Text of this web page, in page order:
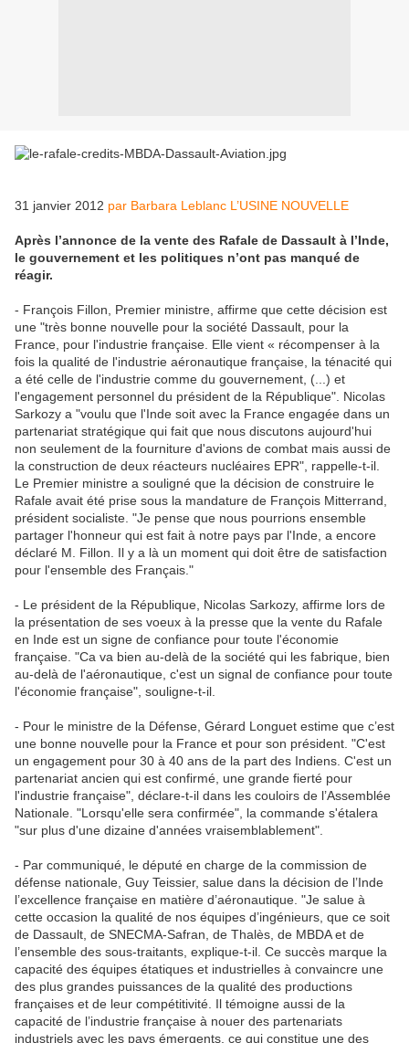
31 janvier 2012 par Barbara Leblanc L’USINE NOUVELLE
Après l’annonce de la vente des Rafale de Dassault à l’Inde,
le gouvernement et les politiques n’ont pas manqué de
réagir.
- François Fillon, Premier ministre, affirme que cette décision est
une "très bonne nouvelle pour la société Dassault, pour la
France, pour l'industrie française. Elle vient « récompenser à la
fois la qualité de l'industrie aéronautique française, la ténacité qui
a été celle de l'industrie comme du gouvernement, (...) et
l'engagement personnel du président de la République". Nicolas
Sarkozy a "voulu que l'Inde soit avec la France engagée dans un
partenariat stratégique qui fait que nous discutons aujourd'hui
non seulement de la fourniture d'avions de combat mais aussi de
la construction de deux réacteurs nucléaires EPR", rappelle-t-il.
Le Premier ministre a souligné que la décision de construire le
Rafale avait été prise sous la mandature de François Mitterrand,
président socialiste. "Je pense que nous pourrions ensemble
partager l'honneur qui est fait à notre pays par l'Inde, a encore
déclaré M. Fillon. Il y a là un moment qui doit être de satisfaction
pour l'ensemble des Français."
- Le président de la République, Nicolas Sarkozy, affirme lors de
la présentation de ses voeux à la presse que la vente du Rafale
en Inde est un signe de confiance pour toute l'économie
française. "Ca va bien au-delà de la société qui les fabrique, bien
au-delà de l'aéronautique, c'est un signal de confiance pour toute
l'économie française", souligne-t-il.
- Pour le ministre de la Défense, Gérard Longuet estime que c’est
une bonne nouvelle pour la France et pour son président. "C'est
un engagement pour 30 à 40 ans de la part des Indiens. C'est un
partenariat ancien qui est confirmé, une grande fierté pour
l'industrie française", déclare-t-il dans les couloirs de l’Assemblée
Nationale. "Lorsqu'elle sera confirmée", la commande s'étalera
"sur plus d'une dizaine d'années vraisemblablement".
- Par communiqué, le député en charge de la commission de
défense nationale, Guy Teissier, salue dans la décision de l’Inde
l’excellence française en matière d’aéronautique. "Je salue à
cette occasion la qualité de nos équipes d’ingénieurs, que ce soit
de Dassault, de SNECMA-Safran, de Thalès, de MBDA et de
l’ensemble des sous-traitants, explique-t-il. Ce succès marque la
capacité des équipes étatiques et industrielles à convaincre une
des plus grandes puissances de la qualité des productions
françaises et de leur compétitivité. Il témoigne aussi de la
capacité de l’industrie française à nouer des partenariats
industriels avec les pays émergents, ce qui constitue une des